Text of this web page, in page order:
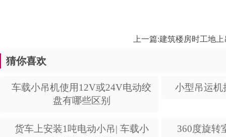
上一篇:建筑楼房时工地
猜你喜欢
车载小吊机使用12V或24V电动绞
盘有哪些区别
小型吊运机
货车上安装1吨电动小吊| 车载小
360度旋转